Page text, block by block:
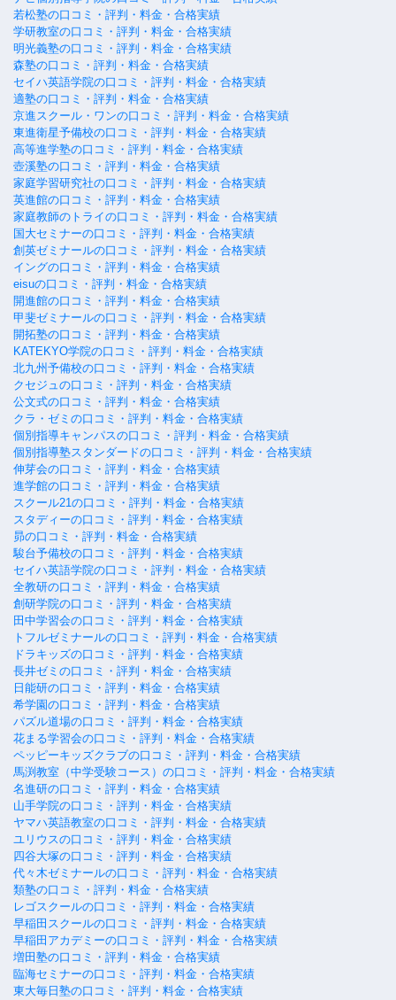
若松塾の口コミ・評判・料金・合格実績
学研教室の口コミ・評判・料金・合格実績
明光義塾の口コミ・評判・料金・合格実績
森塾の口コミ・評判・料金・合格実績
セイハ英語学院の口コミ・評判・料金・合格実績
適塾の口コミ・評判・料金・合格実績
京進スクール・ワンの口コミ・評判・料金・合格実績
東進衛星予備校の口コミ・評判・料金・合格実績
高等進学塾の口コミ・評判・料金・合格実績
壺溪塾の口コミ・評判・料金・合格実績
家庭学習研究社の口コミ・評判・料金・合格実績
英進館の口コミ・評判・料金・合格実績
家庭教師のトライの口コミ・評判・料金・合格実績
国大セミナーの口コミ・評判・料金・合格実績
創英ゼミナールの口コミ・評判・料金・合格実績
イングの口コミ・評判・料金・合格実績
eisuの口コミ・評判・料金・合格実績
開進館の口コミ・評判・料金・合格実績
甲斐ゼミナールの口コミ・評判・料金・合格実績
開拓塾の口コミ・評判・料金・合格実績
KATEKYO学院の口コミ・評判・料金・合格実績
北九州予備校の口コミ・評判・料金・合格実績
クセジュの口コミ・評判・料金・合格実績
公文式の口コミ・評判・料金・合格実績
クラ・ゼミの口コミ・評判・料金・合格実績
個別指導キャンパスの口コミ・評判・料金・合格実績
個別指導塾スタンダードの口コミ・評判・料金・合格実績
伸芽会の口コミ・評判・料金・合格実績
進学館の口コミ・評判・料金・合格実績
スクール21の口コミ・評判・料金・合格実績
スタディーの口コミ・評判・料金・合格実績
昴の口コミ・評判・料金・合格実績
駿台予備校の口コミ・評判・料金・合格実績
セイハ英語学院の口コミ・評判・料金・合格実績
全教研の口コミ・評判・料金・合格実績
創研学院の口コミ・評判・料金・合格実績
田中学習会の口コミ・評判・料金・合格実績
トフルゼミナールの口コミ・評判・料金・合格実績
ドラキッズの口コミ・評判・料金・合格実績
長井ゼミの口コミ・評判・料金・合格実績
日能研の口コミ・評判・料金・合格実績
希学園の口コミ・評判・料金・合格実績
パズル道場の口コミ・評判・料金・合格実績
花まる学習会の口コミ・評判・料金・合格実績
ペッピーキッズクラブの口コミ・評判・料金・合格実績
馬渕教室（中学受験コース）の口コミ・評判・料金・合格実績
名進研の口コミ・評判・料金・合格実績
山手学院の口コミ・評判・料金・合格実績
ヤマハ英語教室の口コミ・評判・料金・合格実績
ユリウスの口コミ・評判・料金・合格実績
四谷大塚の口コミ・評判・料金・合格実績
代々木ゼミナールの口コミ・評判・料金・合格実績
類塾の口コミ・評判・料金・合格実績
レゴスクールの口コミ・評判・料金・合格実績
早稲田スクールの口コミ・評判・料金・合格実績
早稲田アカデミーの口コミ・評判・料金・合格実績
増田塾の口コミ・評判・料金・合格実績
臨海セミナーの口コミ・評判・料金・合格実績
東大毎日塾の口コミ・評判・料金・合格実績